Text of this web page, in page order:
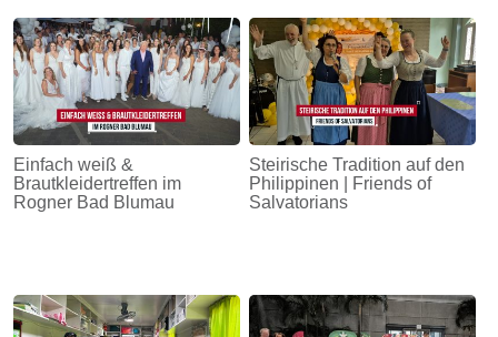
Einfach weiß &
Brautkleidertreffen im
Rogner Bad Blumau
Steirische Tradition auf den
Philippinen | Friends of
Salvatorians